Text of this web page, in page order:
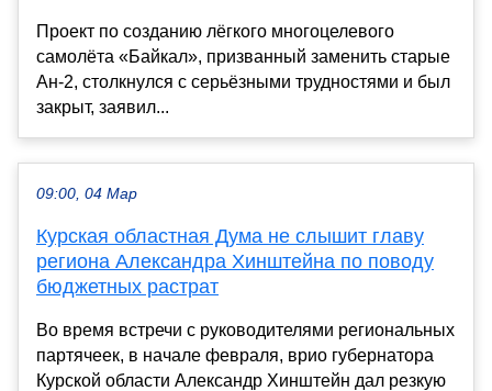
Проект по созданию лёгкого многоцелевого
самолёта «Байкал», призванный заменить старые
Ан-2, столкнулся с серьёзными трудностями и был
закрыт, заявил...
09:00, 04 Мар
Курская областная Дума не слышит главу
региона Александра Хинштейна по поводу
бюджетных растрат
Во время встречи с руководителями региональных
партячеек, в начале февраля, врио губернатора
Курской области Александр Хинштейн дал резкую